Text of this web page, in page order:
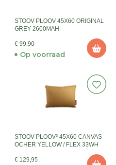
STOOV PLOOV 45X60 ORIGINAL
GREY 2600MAH
€ 99,90
Op voorraad
STOOV PLOOV³ 45X60 CANVAS
OCHER YELLOW / FLEX 33WH
€ 129,95